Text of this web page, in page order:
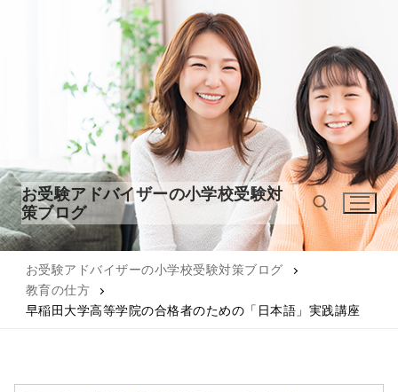
キ
ッ
プ
お受験アドバイザーの小学校受験対
策ブログ
検索:
お受験アドバイザーの小学校受験対策ブログ
教育の仕方
早稲田大学高等学院の合格者のための「日本語」実践講座